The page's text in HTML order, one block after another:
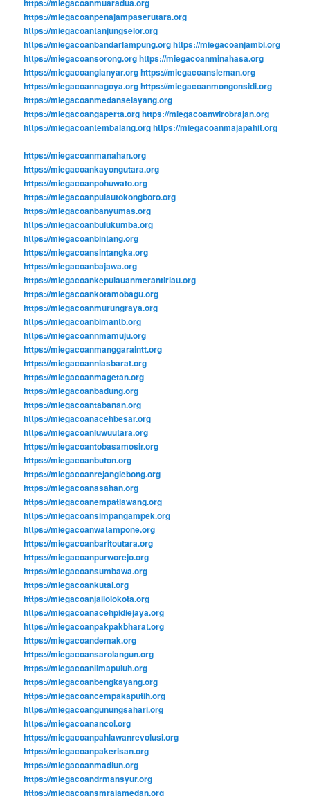
https://miegacoanmuaradua.org
https://miegacoanpenajampaserutara.org
https://miegacoantanjungselor.org
https://miegacoanbandarlampung.orghttps://miegacoanjambi.org
https://miegacoansorong.orghttps://miegacoanminahasa.org
https://miegacoangianyar.orghttps://miegacoansleman.org
https://miegacoannagoya.orghttps://miegacoanmongonsidi.org
https://miegacoanmedanselayang.org
https://miegacoangaperta.orghttps://miegacoanwirobrajan.org
https://miegacoantembalang.orghttps://miegacoanmajapahit.org
https://miegacoanmanahan.org
https://miegacoankayongutara.org
https://miegacoanpohuwato.org
https://miegacoanpulautokongboro.org
https://miegacoanbanyumas.org
https://miegacoanbulukumba.org
https://miegacoanbintang.org
https://miegacoansintangka.org
https://miegacoanbajawa.org
https://miegacoankepulauanmerantiriau.org
https://miegacoankotamobagu.org
https://miegacoanmurungraya.org
https://miegacoanbimantb.org
https://miegacoannmamuju.org
https://miegacoanmanggaraintt.org
https://miegacoanniasbarat.org
https://miegacoanmagetan.org
https://miegacoanbadung.org
https://miegacoantabanan.org
https://miegacoanacehbesar.org
https://miegacoanluwuutara.org
https://miegacoantobasamosir.org
https://miegacoanbuton.org
https://miegacoanrejanglebong.org
https://miegacoanasahan.org
https://miegacoanempatlawang.org
https://miegacoansimpangampek.org
https://miegacoanwatampone.org
https://miegacoanbaritoutara.org
https://miegacoanpurworejo.org
https://miegacoansumbawa.org
https://miegacoankutai.org
https://miegacoanjailolokota.org
https://miegacoanacehpidiejaya.org
https://miegacoanpakpakbharat.org
https://miegacoandemak.org
https://miegacoansarolangun.org
https://miegacoanlimapuluh.org
https://miegacoanbengkayang.org
https://miegacoancempakaputih.org
https://miegacoangunungsahari.org
https://miegacoanancol.org
https://miegacoanpahlawanrevolusi.org
https://miegacoanpakerisan.org
https://miegacoanmadiun.org
https://miegacoandrmansyur.org
https://miegacoansmrajamedan.org